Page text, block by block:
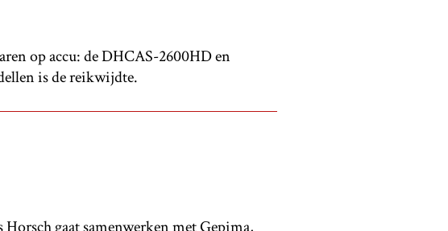
op accu: de DHCAS-2600HD en
is de reikwijdte.